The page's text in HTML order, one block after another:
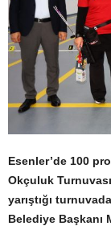
Esenler’de 100
Okçuluk
yarıştığı
Belediye Başkanı